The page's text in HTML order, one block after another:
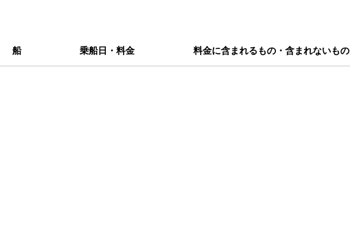
船 乗船日・料金 料金に含まれるもの・含まれないもの